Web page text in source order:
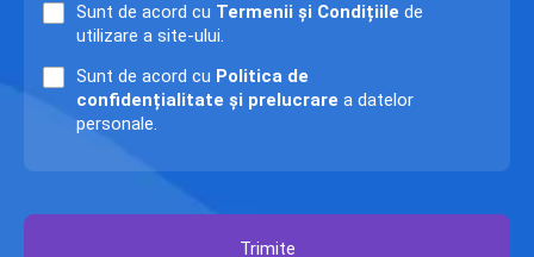
Sunt de acord cu Termenii și Condițiile de
utilizare a site-ului.
Sunt de acord cu Politica de
confidențialitate și prelucrare a datelor
personale.
Trimite